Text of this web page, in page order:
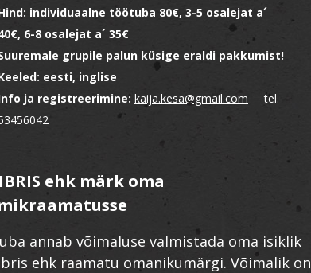
individuaalne töötuba 80€, 3-5 osalejat a´
6-8 osalejat a´ 35€
grupile palun küsige eraldi pakkumist!
eesti, inglise
ja registreerimine: kaija.kesa@gmail.com
tel.
ehk märk oma
annab võimaluse valmistada oma isiklik
ehk raamatu omanikumärgi. Võimalik on